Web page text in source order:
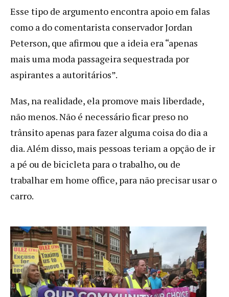
Esse tipo de argumento encontra apoio em falas
como a do comentarista conservador Jordan
Peterson, que afirmou que a ideia era “apenas
mais uma moda passageira sequestrada por
aspirantes a autoritários”.
Mas, na realidade, ela promove mais liberdade,
não menos. Não é necessário ficar preso no
trânsito apenas para fazer alguma coisa do dia a
dia. Além disso, mais pessoas teriam a opção de ir
a pé ou de bicicleta para o trabalho, ou de
trabalhar em home office, para não precisar usar o
carro.